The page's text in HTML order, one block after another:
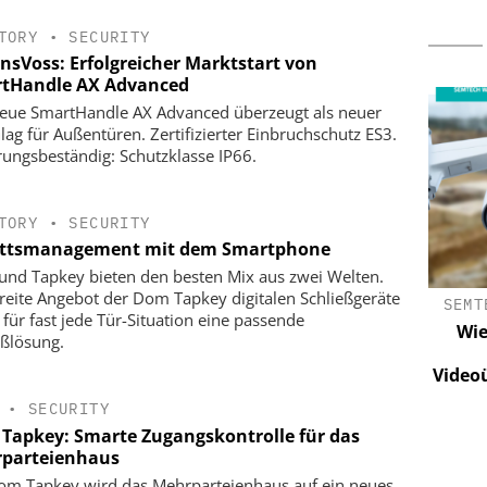
• SECURITY
Erfolgreicher Marktstart von
AX Advanced
SmartHandle AX Advanced überzeugt als neuer
für Außentüren. Zertifizierter Einbruchschutz ES3.
Schutzklasse IP66.
• SECURITY
mit dem Smartphone
Tapkey bieten den besten Mix aus zwei Welten.
Angebot der Dom Tapkey digitalen Schließgeräte
fast jede Tür-Situation eine passende
• SECURITY
Smarte Zugangskontrolle für das
Logistik:
CES C.ED. SCHULTE GMBH
ZYLINDERSCHLOSSFABRIK